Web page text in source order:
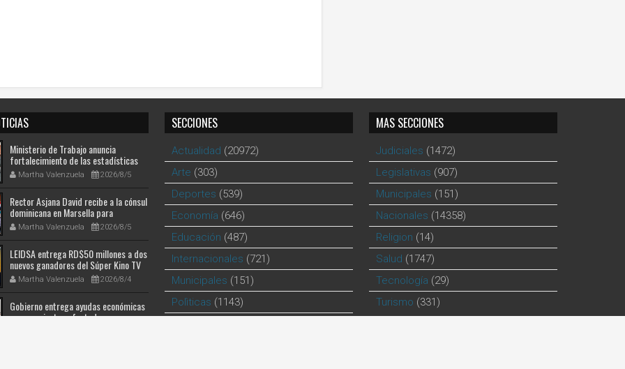
Ministerio de Trabajo anuncia
fortalecimiento de las estadísticas
laborales mediante cooperación entre
República Dominicana y México
Martha Valenzuela 2026/8/5
Rector Asjana David recibe a la cónsul
dominicana en Marsella para
fortalecer la formación de la
diáspora
Martha Valenzuela 2026/8/5
LEIDSA entrega RD$50 millones a dos
nuevos ganadores del Súper Kino TV
Martha Valenzuela 2026/8/4
Gobierno entrega ayudas económicas
a comerciantes afectados por
SECCIONES
Actualidad (20972)
Arte (303)
Deportes (539)
Economía (646)
Educación (487)
Internacionales (721)
Municipales (151)
Polìticas (1143)
MAS SECCIONES
Judiciales (1472)
Legislativas (907)
Municipales (151)
Nacionales (14358)
Religion (14)
Salud (1747)
Tecnología (29)
Turismo (331)